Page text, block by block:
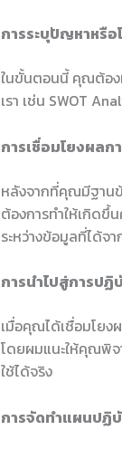
การระบุปัญหาหรื
ในขั้นตอนนี้ คุณต้อง
เรา เช่น SWOT
การเชื่อมโยงผล
หลังจากที่คุณมีฐาน
ต้องการทำให้เกิดขึ้
ระหว่างข้อมูลที่ได้จ
การนำไปสู่การป
เมื่อคุณได้เชื่อมโย
โดยผมแนะให้คุณพิจ
ใช้ได้จริง
การจัดทำแผนปฏิ